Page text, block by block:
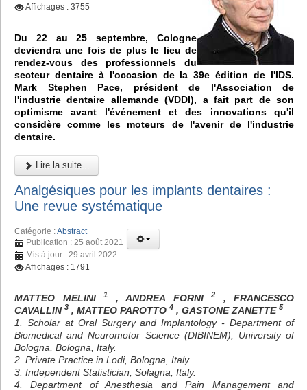
Affichages : 3755
Du 22 au 25 septembre, Cologne
deviendra une fois de plus le lieu de
rendez-vous des professionnels du
secteur dentaire à l'occasion de la 39e édition de l'IDS.
Mark Stephen Pace, président de l'Association de
l'industrie dentaire allemande (VDDI), a fait part de son
optimisme avant l'événement et des innovations qu'il
considère comme les moteurs de l'avenir de l'industrie
dentaire.
Lire la suite...
Analgésiques pour les implants dentaires :
Une revue systématique
Catégorie :Abstract
Publication : 25 août 2021
Mis à jour : 29 avril 2022
Affichages : 1791
MATTEO MELINI 1 , ANDREA FORNI 2
, FRANCESCO
CAVALLIN 3 , MATTEO PAROTTO 4 , GASTONE ZANETTE 5
1. Scholar at Oral Surgery and Implantology - Department of
Biomedical and Neuromotor Science (DIBINEM), University of
Bologna, Bologna, Italy.
2. Private Practice in Lodi, Bologna, Italy.
3. Independent Statistician, Solagna, Italy.
4. Department of Anesthesia and Pain Management and